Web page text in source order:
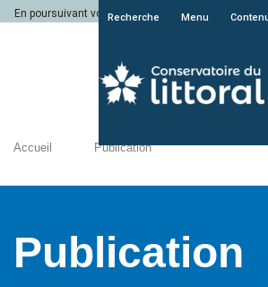
En poursuivant votre navigation sur le site du
Recherche Menu
Accueil Publication
Publication